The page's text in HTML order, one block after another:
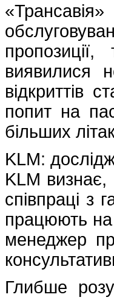
виявилися
відкриттів
попит на
більших
KLM:
KLM визнає,
співпраці з
працюють на
менеджер
Глибше